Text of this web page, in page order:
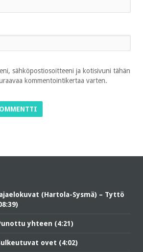
sähköpostiosoitteeni ja kotisivuni tähän
kommentointikertaa varten.
(Hartola-Sysmä) – Tyttö
yhteen (4:21)
ovet (4:02)